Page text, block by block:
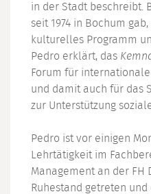
in der Stadt beschreibt.
seit 1974 in Bochum
kulturelles Programm
Pedro erklärt, das
Forum für
und damit auch für das
zur Unterstützung
Pedro ist vor einigen
Lehrtätigkeit im
Management an der FH
Ruhestand getreten